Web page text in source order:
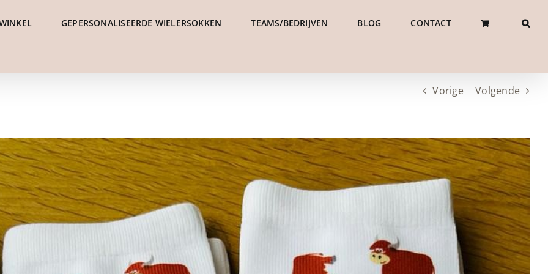
GEPERSONALISEERDE WIELERSOKKEN TEAMS/BEDRIJVEN BLOG CONTACT
Vorige Volgende